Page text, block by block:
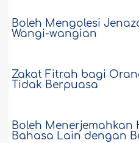
Boleh Mengolesi
Wangi-wangian
Zakat Fitrah bagi
Tidak Berpuasa
Boleh Menerjemahkan
Bahasa Lain dengan